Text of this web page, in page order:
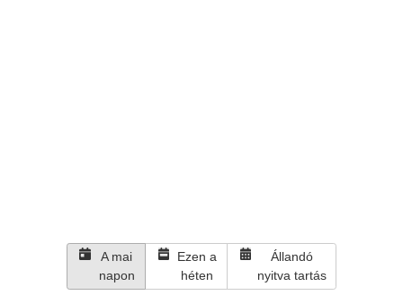
A mai
napon
Ezen a
héten
Állandó
nyitva tartás